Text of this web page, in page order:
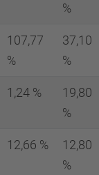
%
107,77
%
37,10
%
1,24 %
19,80
%
12,66 %
12,80
%